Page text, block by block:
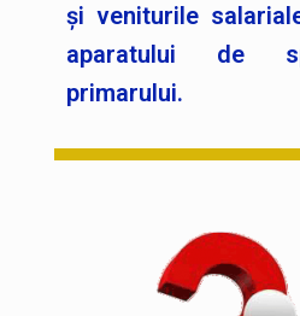
și veniturile
aparatului de
primarului.